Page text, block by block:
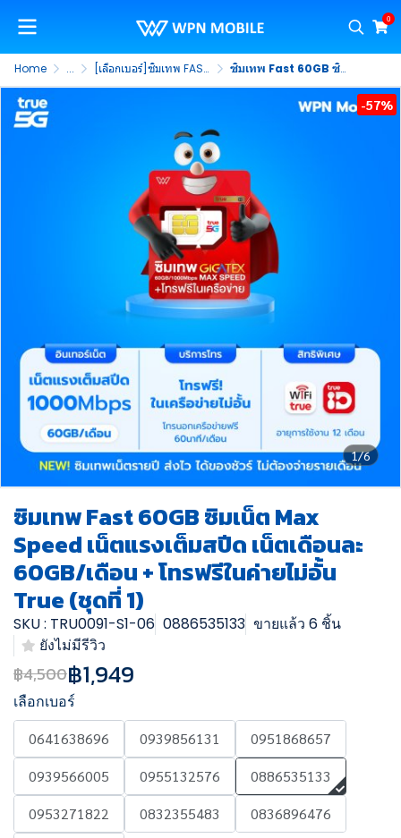
0
Home ... [เลือกเบอร์]ซิมเทพ FAST 60GB ซิมเทพ Fast 60GB ซิมเน็ต Max Speed เน็ตแรงเต็มสปีด เน็ตเดือนละ 60GB/เดือน + โทรฟรีในค่ายไม่อั้น True (ชุดที่ 1)
1/6
-57%
ซิมเทพ Fast 60GB ซิมเน็ต Max
Speed เน็ตแรงเต็มสปีด เน็ตเดือนละ
60GB/เดือน + โทรฟรีในค่ายไม่อั้น
True (ชุดที่ 1)
SKU : TRU0091-S1-06 0886535133 ขายแล้ว 6 ชิ้น
ยังไม่มีรีวิว
฿4,500฿1,949
เลือกเบอร์
0641638696 0939856131
0951868657
0939566005
0955132576
0886535133
0953271822
0832355483
0836896476